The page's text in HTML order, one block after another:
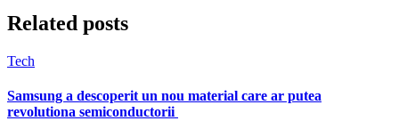
Related posts
Tech
Samsung a descoperit un nou material care ar putea
revolutiona semiconductorii